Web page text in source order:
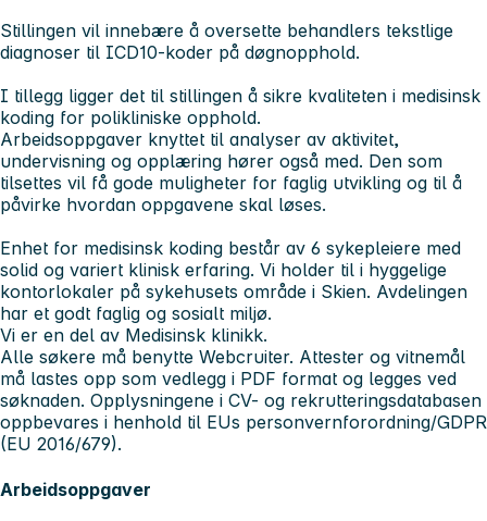
Stillingen vil innebære å oversette behandlers tekstlige
diagnoser til ICD10-koder på døgnopphold.
I tillegg ligger det til stillingen å sikre kvaliteten i medisinsk
koding for polikliniske opphold.
Arbeidsoppgaver knyttet til analyser av aktivitet,
undervisning og opplæring hører også med. Den som
tilsettes vil få gode muligheter for faglig utvikling og til å
påvirke hvordan oppgavene skal løses.
Enhet for medisinsk koding består av 6 sykepleiere med
solid og variert klinisk erfaring. Vi holder til i hyggelige
kontorlokaler på sykehusets område i Skien. Avdelingen
har et godt faglig og sosialt miljø.
Vi er en del av Medisinsk klinikk.
Alle søkere må benytte Webcruiter. Attester og vitnemål
må lastes opp som vedlegg i PDF format og legges ved
søknaden. Opplysningene i CV- og rekrutteringsdatabasen
oppbevares i henhold til EUs personvernforordning/GDPR
(EU 2016/679).
Arbeidsoppgaver